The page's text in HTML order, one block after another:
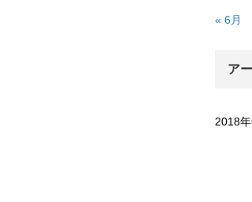
« 6月
ア
2018年